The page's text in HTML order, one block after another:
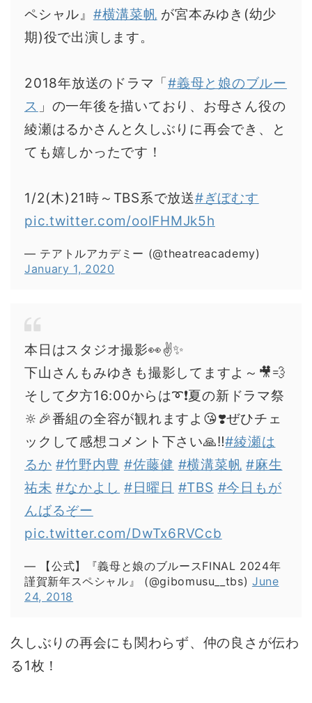
ペシャル』 #横溝菜帆 が宮本みゆき(幼少
期)役で出演します。
2018年放送のドラマ「#義母と娘のブルー
ス 」の一年後を描いており、お母さん役の
綾瀬はるかさんと久しぶりに再会でき、と
ても嬉しかったです！
1/2(木)21時～TBS系で放送#ぎぼむす
pic.twitter.com/ooIFHMJk5h
— テアトルアカデミー (@theatreacademy)
January 1, 2020
本日はスタジオ撮影👀✌️✨
下山さんもみゆきも撮影してますよ～🎥💨
そして夕方16:00からは➰❗️夏の新ドラマ祭
🔆🎉番組の全容が観れますよ😘❣️ぜひチェ
ックして感想コメント下さい🙏‼️#綾瀬は
るか #竹野内豊 #佐藤健 #横溝菜帆 #麻生
祐未 #なかよし #日曜日 #TBS #今日もが
んばるぞー
pic.twitter.com/DwTx6RVCcb
— 【公式】『義母と娘のブルースFINAL 2024年
謹賀新年スペシャル』 (@gibomusu__tbs) June
24, 2018
久しぶりの再会にも関わらず、仲の良さが伝わ
る1枚！